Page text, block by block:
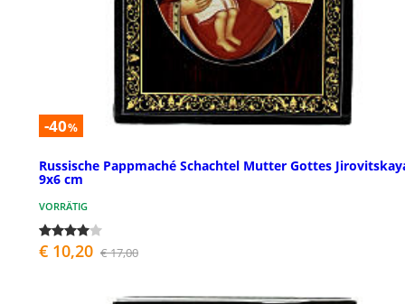
-40%
Russische Pappmaché Schachtel Mutter Gottes
9x6 cm
VORRÄTIG
€ 10,20 € 17,00